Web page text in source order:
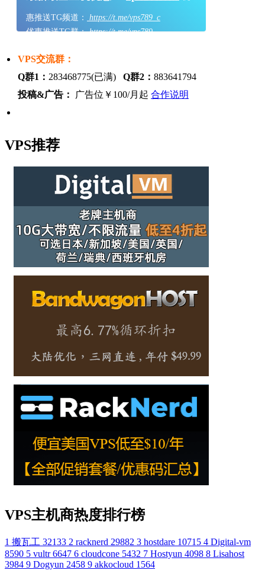
惠推送TG频道：
https://t.me/vps789_c
优惠推送TG群：https://t.me/vps789
VPS交流群：
Q群1： 283468775(已满) Q群2： 883641794
投稿&广告：
广告位￥100/月起 合作说明
VPS推荐
VPS主机商热度排行榜
1 搬瓦工 32133 2 racknerd 29882 3 hostdare 10715 4 Digital-vm
8590 5 vultr 6647 6 cloudcone 5432 7 Hostyun 4098 8 Lisahost
3984 9 Dogyun 2458 9 akkocloud 1564